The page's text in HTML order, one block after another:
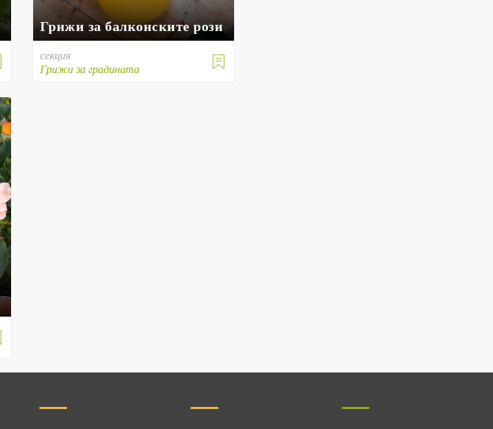
Грижи за балконските рози

секция
Грижи за градината